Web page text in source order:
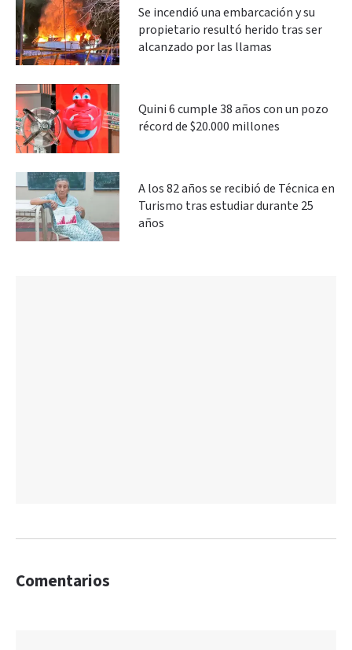
Se incendió una embarcación y su
propietario resultó herido tras ser
alcanzado por las llamas
Quini 6 cumple 38 años con un pozo
récord de $20.000 millones
A los 82 años se recibió de Técnica en
Turismo tras estudiar durante 25
años
Comentarios